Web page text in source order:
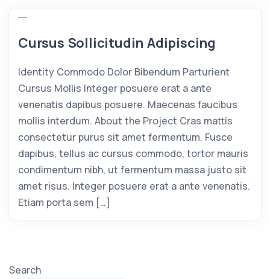
Cursus Sollicitudin Adipiscing
Identity Commodo Dolor Bibendum Parturient
Cursus Mollis Integer posuere erat a ante
venenatis dapibus posuere. Maecenas faucibus
mollis interdum. About the Project Cras mattis
consectetur purus sit amet fermentum. Fusce
dapibus, tellus ac cursus commodo, tortor mauris
condimentum nibh, ut fermentum massa justo sit
amet risus. Integer posuere erat a ante venenatis.
Etiam porta sem […]
Search